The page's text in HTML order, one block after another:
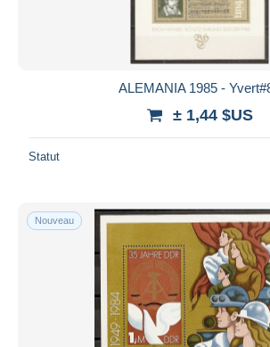
ALEMANIA 1985 -
± 1,44 $US
Statut
Nouveau